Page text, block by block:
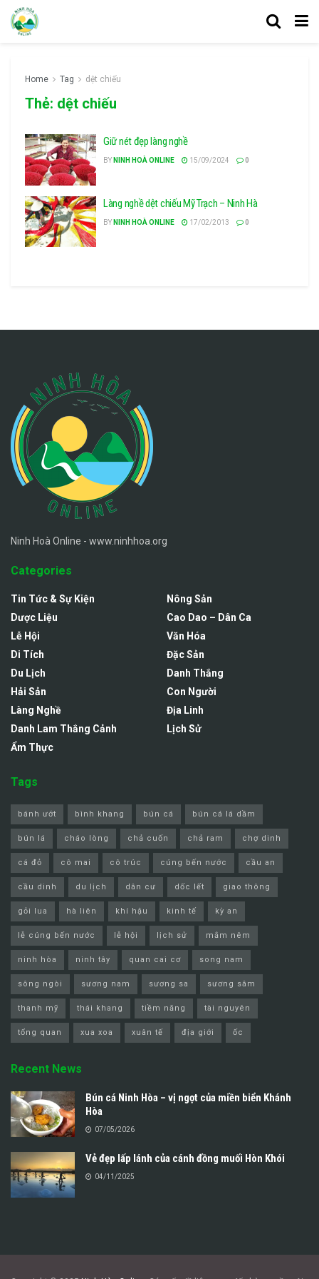
Home Tag dệt chiếu
Thẻ: dệt chiếu
Giữ nét đẹp làng nghề
BY NINH HOÀ ONLINE 15/09/2024 0
Làng nghề dệt chiếu Mỹ Trạch – Ninh Hà
BY NINH HOÀ ONLINE 17/02/2013 0
Ninh Hoà Online - www.ninhhoa.org
Categories
Tin Tức & Sự Kiện
Dược Liệu
Lễ Hội
Di Tích
Du Lịch
Hải Sản
Làng Nghề
Danh Lam Thắng Cảnh
Ẩm Thực
Nông Sản
Cao Dao – Dân Ca
Văn Hóa
Đặc Sản
Danh Thắng
Con Người
Địa Linh
Lịch Sử
Tags
bánh ướt bình khang bún cá bún cá lá dầm
bún lá cháo lòng chả cuốn chả ram chợ dinh
cá đỏ cô mai cô trúc cúng bến nước cầu an
cầu dinh du lịch dân cư dốc lết giao thông
gỏi lua hà liên khí hậu kinh tế kỳ an
lễ cúng bến nước lễ hội lịch sử mắm nêm
ninh hòa ninh tây quan cai cơ song nam
sông ngòi sương nam sương sa sương sâm
thanh mỹ thái khang tiềm năng tài nguyên
tổng quan xua xoa xuân tế địa giới ốc
Recent News
Bún cá Ninh Hòa – vị ngọt của miền biển Khánh
Hòa
07/05/2026
Vẻ đẹp lấp lánh của cánh đồng muối Hòn Khói
04/11/2025